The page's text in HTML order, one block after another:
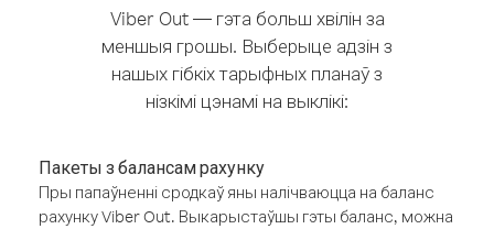
Viber Out — гэта больш хвілін за
меншыя грошы. Выберыце адзін з
нашых гібкіх тарыфных планаў з
нізкімі цэнамі на выклікі:
Пакеты з балансам рахунку
Пры папаўненні сродкаў яны налічваюцца на баланс
рахунку Viber Out. Выкарыстаўшы гэты баланс, можна